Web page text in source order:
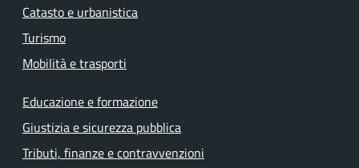
Catasto e urbanistica
Turismo
Mobilità e trasporti
Educazione e formazione
Giustizia e sicurezza pubblica
Tributi, finanze e contravvenzioni